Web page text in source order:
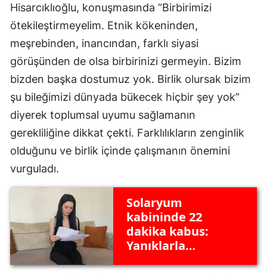
Hisarcıklıoğlu, konuşmasında “Birbirimizi
ötekileştirmeyelim. Etnik kökeninden,
meşrebinden, inancından, farklı siyasi
görüşünden de olsa birbirinizi germeyin. Bizim
bizden başka dostumuz yok. Birlik olursak bizim
şu bileğimizi dünyada bükecek hiçbir şey yok”
diyerek toplumsal uyumu sağlamanın
gerekliliğine dikkat çekti. Farklılıkların zenginlik
olduğunu ve birlik içinde çalışmanın önemini
vurguladı.
Solaryum
kabininde 22
dakika kabus:
Yanıklarla